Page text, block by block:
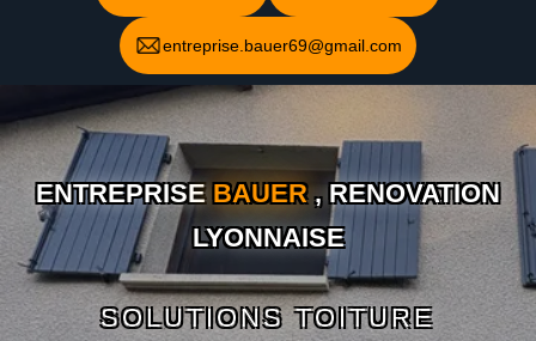
entreprise.bauer69@gmail.com
ENTREPRISE BAUER, RENOVATION
LYONNAISE
SOLUTIONS TOITURE